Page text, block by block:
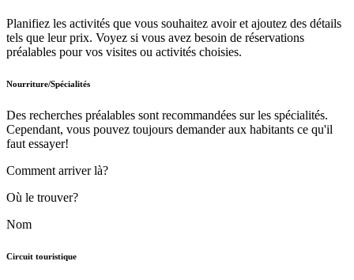
Planifiez les activités que vous souhaitez avoir et ajoutez des détails
tels que leur prix. Voyez si vous avez besoin de réservations
préalables pour vos visites ou activités choisies.
Nourriture/Spécialités
Des recherches préalables sont recommandées sur les spécialités.
Cependant, vous pouvez toujours demander aux habitants ce qu'il
faut essayer!
Comment arriver là?
Où le trouver?
Nom
Circuit touristique